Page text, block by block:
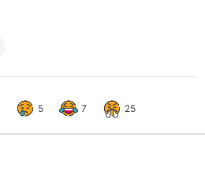
5 7 25